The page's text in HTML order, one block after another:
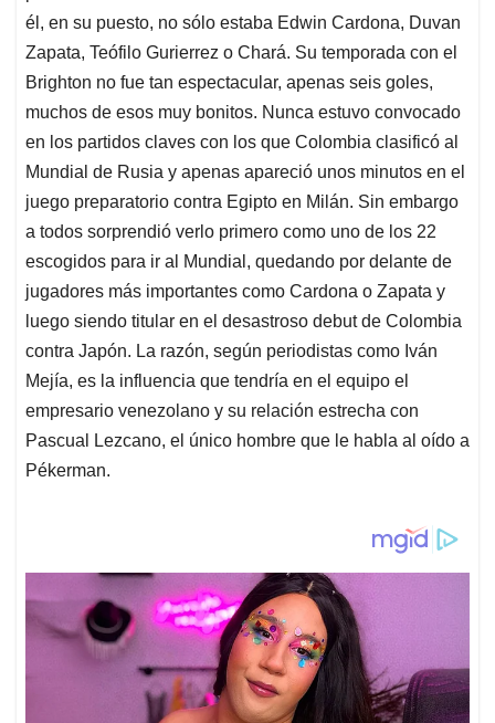
él, en su puesto, no sólo estaba Edwin Cardona, Duvan
Zapata, Teófilo Gurierrez o Chará. Su temporada con el
Brighton no fue tan espectacular, apenas seis goles,
muchos de esos muy bonitos. Nunca estuvo convocado
en los partidos claves con los que Colombia clasificó al
Mundial de Rusia y apenas apareció unos minutos en el
juego preparatorio contra Egipto en Milán. Sin embargo
a todos sorprendió verlo primero como uno de los 22
escogidos para ir al Mundial, quedando por delante de
jugadores más importantes como Cardona o Zapata y
luego siendo titular en el desastroso debut de Colombia
contra Japón. La razón, según periodistas como Iván
Mejía, es la influencia que tendría en el equipo el
empresario venezolano y su relación estrecha con
Pascual Lezcano, el único hombre que le habla al oído a
Pékerman.